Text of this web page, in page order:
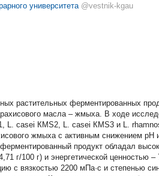
университета @vestnik-kgau
растительных ферментированных
масла – жмыха. В ходе
L. сasei КМS2, L. casei КМS3 и L.
жмыха с активным снижением рН
продукт обладал
г/100 г) и энергетической ценностью
с вязкостью 2200 мПа·с и степенью